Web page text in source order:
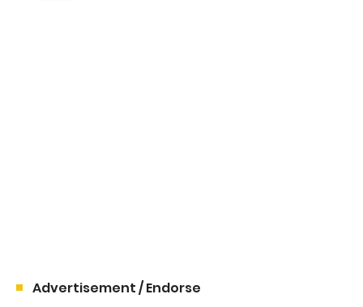
Advertisement / Endorse